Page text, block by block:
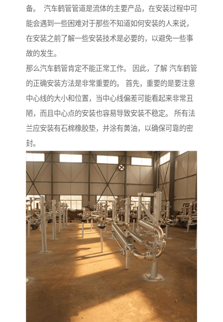
备。 汽车鹤管管道是流体的主要产品，在安装过程中可
能会遇到一些困难对于那些不知道如何安装的人来说，
在安装之前了解一些安装技术是必要的，以避免一些事
故的发生。
那么汽车鹤管肯定不能正常工作。 因此，了解 汽车鹤管
的正确安装方法是非常重要的。 首先，重要的是要注意
中心线的大小和位置，当中心线偏差可能看起来非常丑
陋，而且中心点的安装也容易导致安装不稳定。 所有法
兰应安装有石棉橡胶垫，并涂有黄油，以确保可靠的密
封。